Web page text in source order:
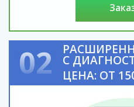
02
С
ЦЕНА: ОТ